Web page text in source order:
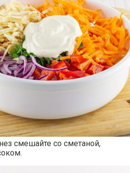
смешайте со сметаной,